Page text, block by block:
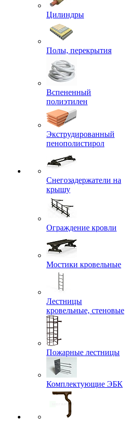
Цилиндры
Полы, перекрытия
Вспененный
полиэтилен
Экструдированный
пенополистирол
Снегозадержатели на
крышу
Ограждение кровли
Мостики кровельные
Лестницы
кровельные, стеновые
Пожарные лестницы
Комплектующие ЭБК